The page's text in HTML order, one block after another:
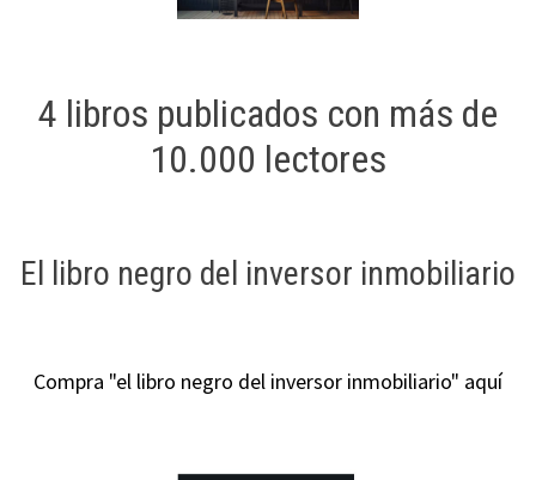
4 libros publicados con más de
10.000 lectores
El libro negro del inversor inmobiliario
Compra "el libro negro del inversor inmobiliario" aquí